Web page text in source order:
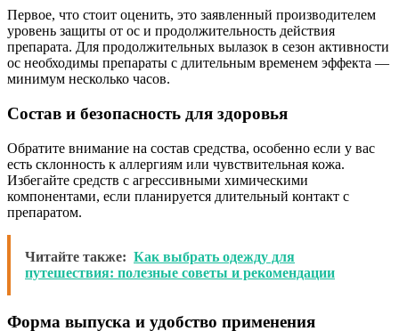
Первое, что стоит оценить, это заявленный производителем
уровень защиты от ос и продолжительность действия
препарата. Для продолжительных вылазок в сезон активности
ос необходимы препараты с длительным временем эффекта —
минимум несколько часов.
Состав и безопасность для здоровья
Обратите внимание на состав средства, особенно если у вас
есть склонность к аллергиям или чувствительная кожа.
Избегайте средств с агрессивными химическими
компонентами, если планируется длительный контакт с
препаратом.
Читайте также: Как выбрать одежду для
путешествия: полезные советы и рекомендации
Форма выпуска и удобство применения